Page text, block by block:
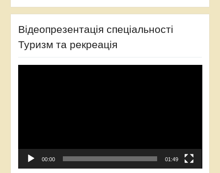
Відеопрезентація спеціальності
Туризм та рекреація
00:00 01:49